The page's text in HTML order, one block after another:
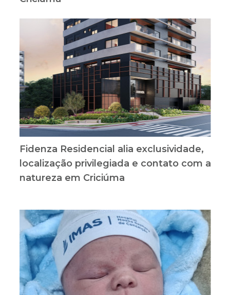
Fidenza Residencial alia exclusividade,
localização privilegiada e contato com a
natureza em Criciúma